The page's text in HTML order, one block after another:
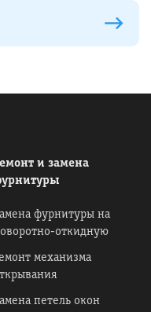
и замена
фурнитуры на
откидную
механизма
петель окон